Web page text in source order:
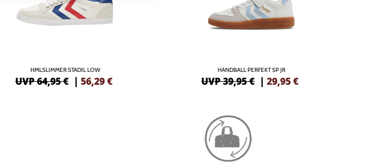
HMLSLIMMER STADIL LOW
UVP 64,95 € | 56,29€
HANDBALL PERFEKT SP JR
UVP 39,95 € |29,95€